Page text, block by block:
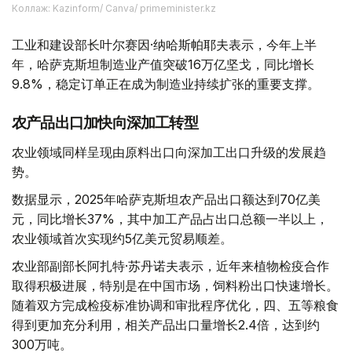
Коллаж: Kazinform/ Canva/ primeminister.kz
工业和建设部长叶尔赛因·纳哈斯帕耶夫表示，今年上半
年，哈萨克斯坦制造业产值突破16万亿坚戈，同比增长
9.8%，稳定订单正在成为制造业持续扩张的重要支撑。
农产品出口加快向深加工转型
农业领域同样呈现由原料出口向深加工出口升级的发展趋
势。
数据显示，2025年哈萨克斯坦农产品出口额达到70亿美
元，同比增长37%，其中加工产品占出口总额一半以上，
农业领域首次实现约5亿美元贸易顺差。
农业部副部长阿扎特·苏丹诺夫表示，近年来植物检疫合作
取得积极进展，特别是在中国市场，饲料粉出口快速增长。
随着双方完成检疫标准协调和审批程序优化，四、五等粮食
得到更加充分利用，相关产品出口量增长2.4倍，达到约
300万吨。